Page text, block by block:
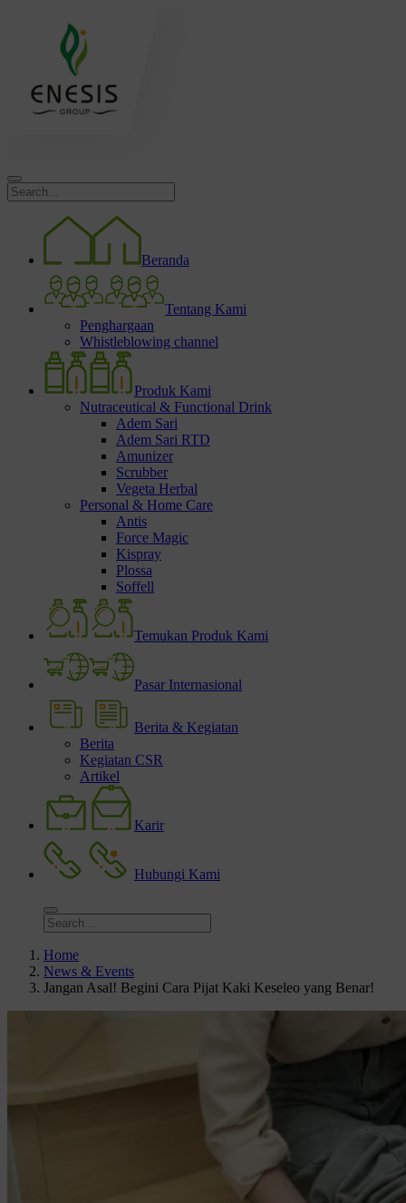
Beranda
Tentang Kami
Penghargaan
Whistleblowing channel
Produk Kami
Nutraceutical & Functional Drink
Adem Sari
Adem Sari RTD
Amunizer
Scrubber
Vegeta Herbal
Personal & Home Care
Antis
Force Magic
Kispray
Plossa
Soffell
Temukan Produk Kami
Pasar Internasional
Berita & Kegiatan
Berita
Kegiatan CSR
Artikel
Karir
Hubungi Kami
Home
News & Events
Jangan Asal! Begini Cara Pijat Kaki Keseleo yang Benar!